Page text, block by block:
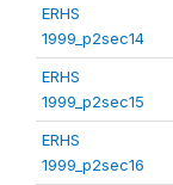
ERHS
1999_p2sec14
ERHS
1999_p2sec15
ERHS
1999_p2sec16